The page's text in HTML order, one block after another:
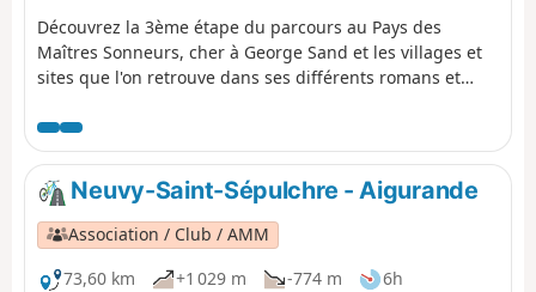
Découvrez la 3ème étape du parcours au Pays des
Maîtres Sonneurs, cher à George Sand et les villages et
sites que l'on retrouve dans ses différents romans et
Neuvy-Saint-Sépulchre - Aigurande
Association / Club / AMM
73,60 km
+1 029 m -774 m
6h